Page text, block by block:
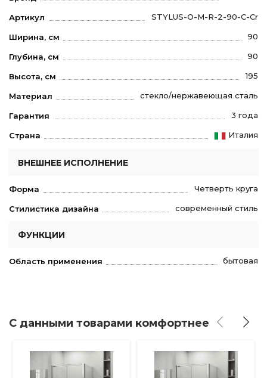
Артикул STYLUS-O-M-R-2-90-C-Cr
Ширина, см 90
Глубина, см 90
Высота, см 195
Материал стекло/нержавеющая сталь
Гарантия 3 года
Страна Италия
ВНЕШНЕЕ ИСПОЛНЕНИЕ
Форма Четверть круга
Стилистика дизайна современный стиль
ФУНКЦИИ
Область применения бытовая
С данными товарами комфортнее